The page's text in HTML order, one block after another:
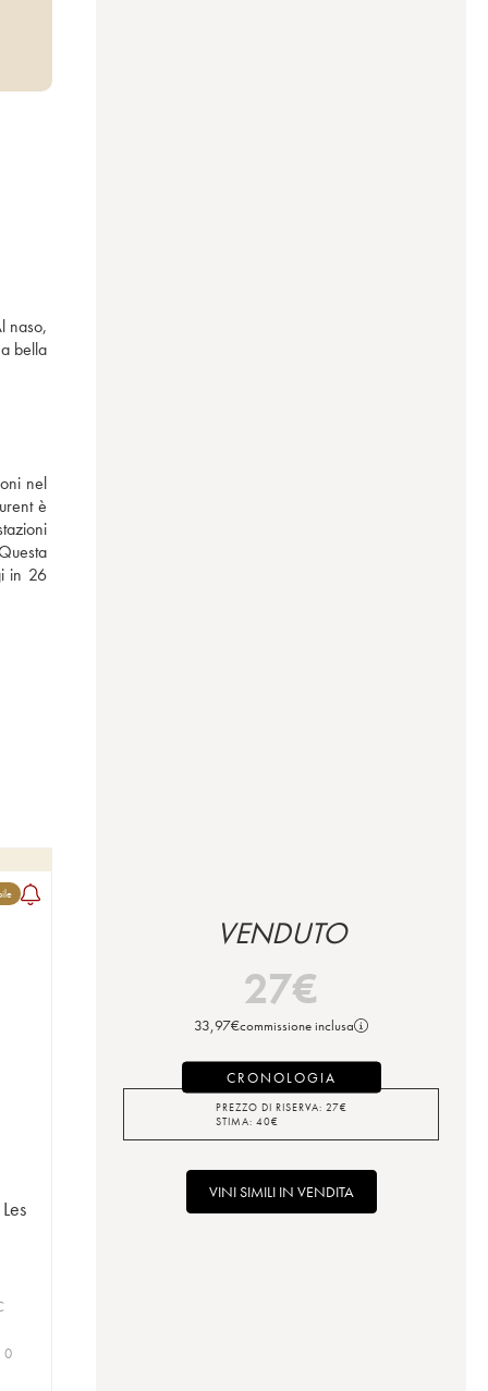
naso,
bella
nel
è
in 26
0
VENDUTO
27€
33,97€commissione inclusa
CRONOLOGIA
PREZZO DI RISERVA: 27€
STIMA: 40€
VINI SIMILI IN VENDITA